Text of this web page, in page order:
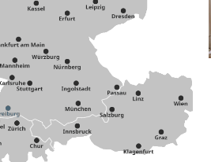
Verarbeitung mit einem
und nachhaltig deine
Gäste stilvoll und genussvoll